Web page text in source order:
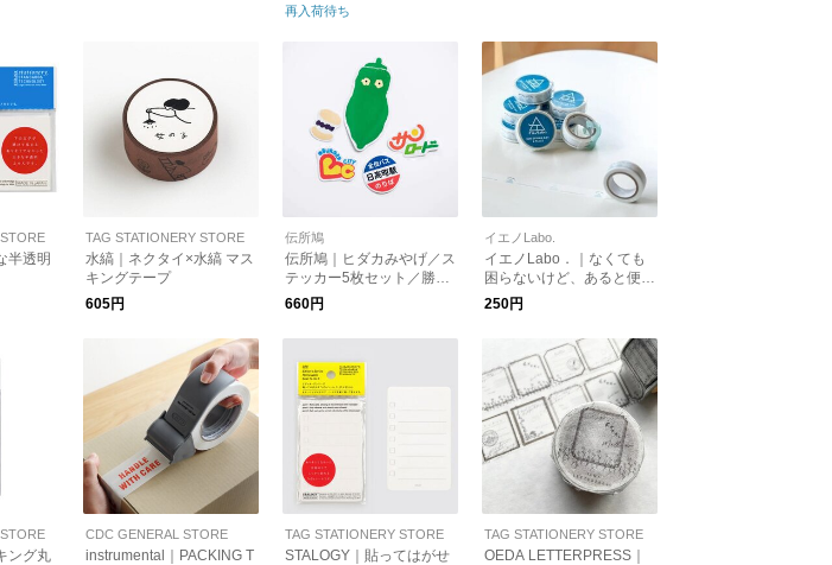
再入荷待ち
半透明
TAG STATIONERY STORE
水縞｜ネクタイ×水縞 マス
キングテープ
605円
伝所鳩
伝所鳩｜ヒダカみやげ／ス
テッカー5枚セット／勝手
に日高町のおみやげシリー
ズ【ゆうパケット対応】
660円
イエノLabo.
イエノLabo．｜なくても
困らないけど、あると便
利。ちょっと貼りたくな
る。 イエノLabo.オリジ
ナルマスキングテープ【メ
ール便可】
250円
ング丸
CDC GENERAL STORE
instrumental｜PACKING T
TAG STATIONERY STORE
STALOGY｜貼ってはがせ
TAG STATIONERY STORE
OEDA LETTERPRESS｜